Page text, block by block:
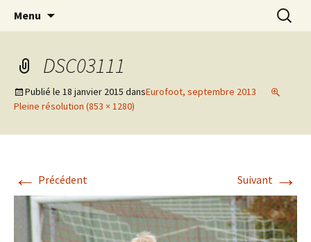
Menu
DSC03111
Publié le 18 janvier 2015 dansEurofoot, septembre 2013
Pleine résolution (853 × 1280)
← Précédent Suivant →